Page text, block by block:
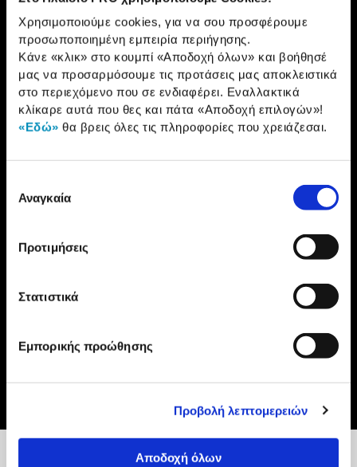
Χρησιμοποιούμε cookies, για να σου προσφέρουμε
προσωποποιημένη εμπειρία περιήγησης.
Κάνε «κλικ» στο κουμπί «Αποδοχή όλων» και βοήθησέ
μας να προσαρμόσουμε τις προτάσεις μας αποκλειστικά
στο περιεχόμενο που σε ενδιαφέρει. Εναλλακτικά
κλίκαρε αυτά που θες και πάτα «Αποδοχή επιλογών»!
«Εδώ» θα βρεις όλες τις πληροφορίες που χρειάζεσαι.
συγκατάθεσης
Αναγκαία
Προτιμήσεις
Στατιστικά
Εμπορικής προώθησης
Προβολή λεπτομερειών
Αποδοχή όλων
210 2895000
Η ΕΤΑΙΡΕΙΑ
ONLINE ΑΓΟΡΕΣ